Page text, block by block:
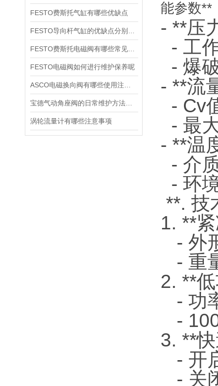
FESTO费斯托气缸有哪些优缺点
FESTO电磁阀如何进行维护保养呢
涡轮流量计有哪些注意事项
能参数**
- **压
- 工
- 爆
- **流
- Cv
- 最
- **温
- 介
- 环
**. 技
1. **
- 外
- 重
2. **
- 功
-
3. **
- 开
- 关